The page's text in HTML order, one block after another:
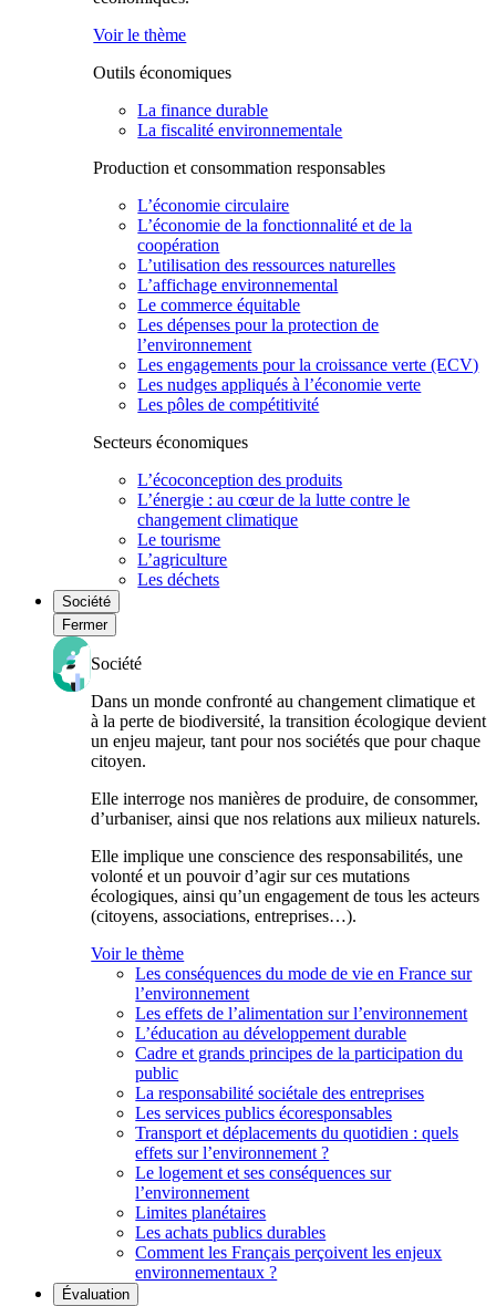
Voir le thème
Outils économiques
La finance durable
La fiscalité environnementale
Production et consommation responsables
L’économie circulaire
L’économie de la fonctionnalité et de la
coopération
L’utilisation des ressources naturelles
L’affichage environnemental
Le commerce équitable
Les dépenses pour la protection de
l’environnement
Les engagements pour la croissance verte (ECV)
Les nudges appliqués à l’économie verte
Les pôles de compétitivité
Secteurs économiques
L’écoconception des produits
L’énergie : au cœur de la lutte contre le
changement climatique
Le tourisme
L’agriculture
Les déchets
Société
Fermer
Société
Dans un monde confronté au changement climatique et
à la perte de biodiversité, la transition écologique devient
un enjeu majeur, tant pour nos sociétés que pour chaque
citoyen.
Elle interroge nos manières de produire, de consommer,
d’urbaniser, ainsi que nos relations aux milieux naturels.
Elle implique une conscience des responsabilités, une
volonté et un pouvoir d’agir sur ces mutations
écologiques, ainsi qu’un engagement de tous les acteurs
(citoyens, associations, entreprises…).
Voir le thème
Les conséquences du mode de vie en France sur
l’environnement
Les effets de l’alimentation sur l’environnement
L’éducation au développement durable
Cadre et grands principes de la participation du
public
La responsabilité sociétale des entreprises
Les services publics écoresponsables
Transport et déplacements du quotidien : quels
effets sur l’environnement ?
Le logement et ses conséquences sur
l’environnement
Limites planétaires
Les achats publics durables
Comment les Français perçoivent les enjeux
environnementaux ?
Évaluation